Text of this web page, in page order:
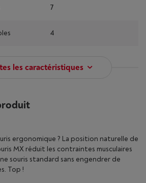
7
4
les caractéristiques
ergonomique ? La position naturelle de
MX réduit les contraintes musculaires
souris standard sans engendrer de
Top !